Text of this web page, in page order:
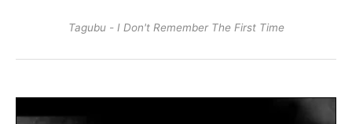
Tagubu - I Don't Remember The First Time